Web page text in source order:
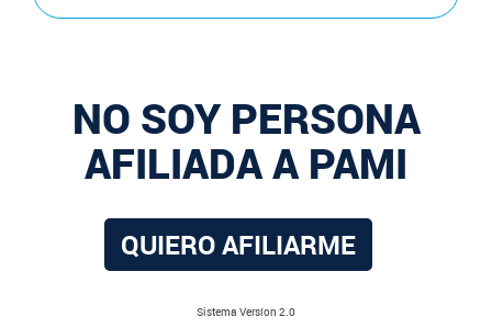
NO SOY PERSONA
AFILIADA A PAMI
QUIERO AFILIARME
Sistema Versíon 2.0